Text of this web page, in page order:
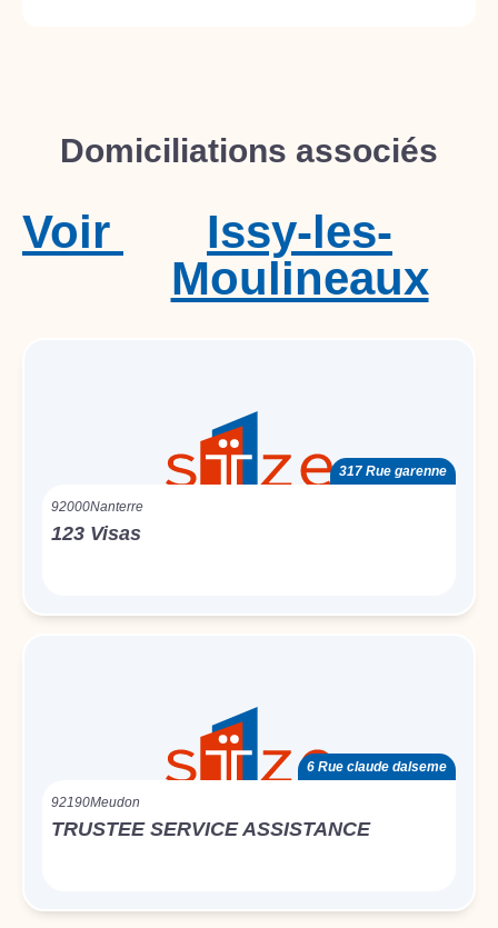
Domiciliations associés
Issy-les-
Moulineaux
Voir
317 Rue garenne
92000Nanterre
123 Visas
6 Rue claude dalseme
92190Meudon
TRUSTEE SERVICE ASSISTANCE